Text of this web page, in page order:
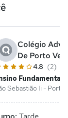
Colégio
De Porto
4.8 (2)
Fundamental II
Sebastião Ii - Porto